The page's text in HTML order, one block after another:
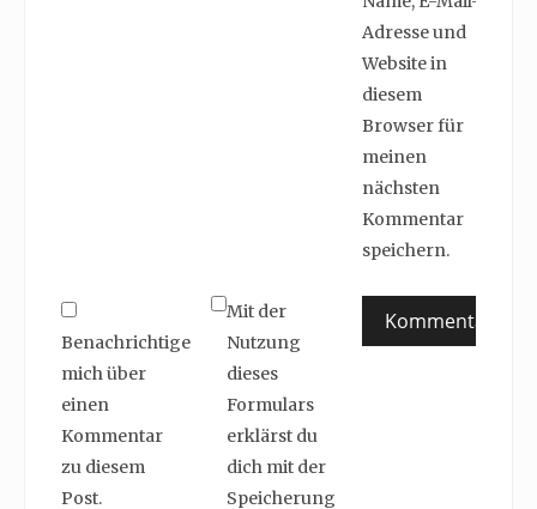
Adresse und
Website in
diesem
Browser für
meinen
nächsten
Kommentar
speichern.
Benachrichtige
mich über
einen
Kommentar
zu diesem
Post.
Mit der
Nutzung
dieses
Formulars
erklärst du
dich mit der
Speicherung